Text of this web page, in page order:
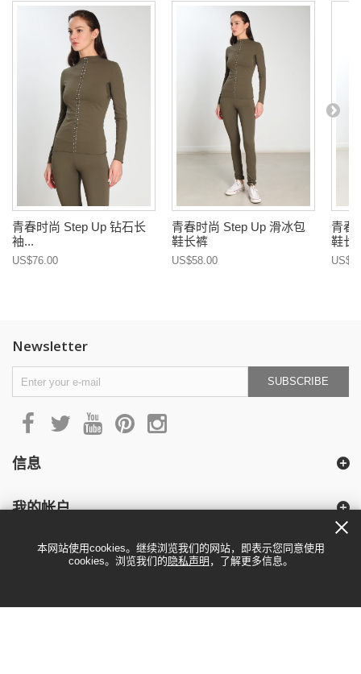
青春时尚 Step Up 钻石长
袖...
US$76.00
青春时尚 Step Up 滑冰包
鞋长裤
US$58.00
青春
鞋长
Newsletter
SUBSCRIBE
信息
我的帐户
本网站使用cookies。继续浏览我们的网站，即表示您同意使用
cookies。浏览我们的 隐私声明 ，了解更多信息。